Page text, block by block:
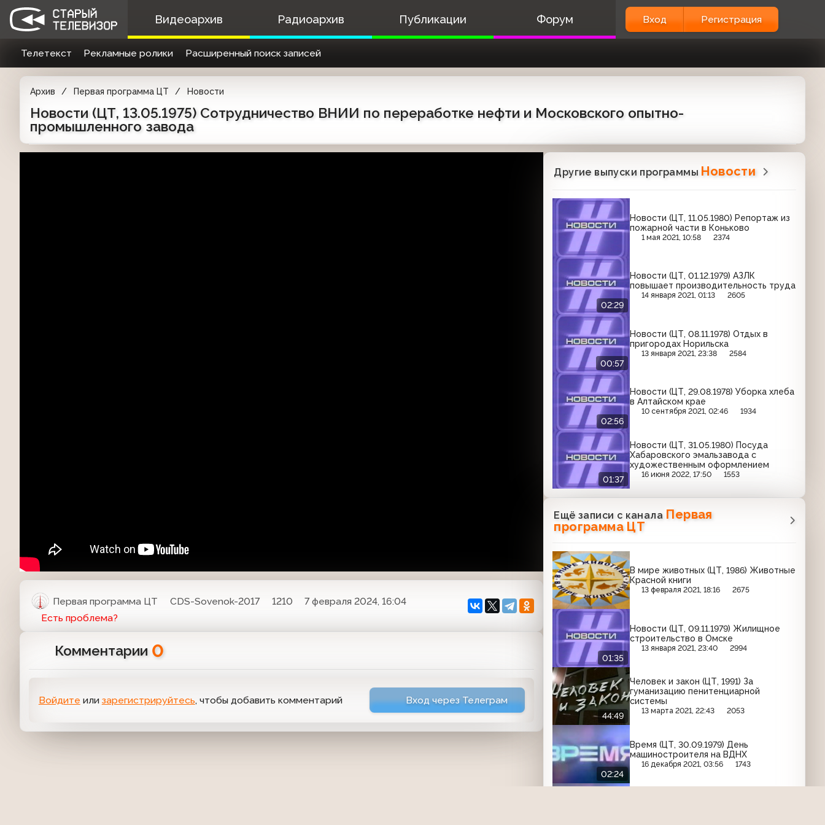
Видеоархив Радиоархив Публикации Форум Вход Регистрация
Телетекст Рекламные ролики Расширенный поиск записей
Архив Первая программа ЦТ Новости
Новости (ЦТ, 13.05.1975) Сотрудничество ВНИИ по переработке нефти и Московского опытно-
промышленного завода
Первая программа ЦТ CDS-Sovenok-2017 1210
7 февраля 2024, 16:04
Есть проблема?
Комментарии 0
Войдите или зарегистрируйтесь, чтобы добавить комментарий Вход через Телеграм
Другие выпуски программы Новости
Новости (ЦТ, 11.05.1980) Репортаж из
пожарной части в Коньково
1 мая 2021, 10:58 2374
02:29
Новости (ЦТ, 01.12.1979) АЗЛК
повышает производительность труда
14 января 2021, 01:13 2605
00:57
Новости (ЦТ, 08.11.1978) Отдых в
пригородах Норильска
13 января 2021, 23:38 2584
02:56
Новости (ЦТ, 29.08.1978) Уборка хлеба
в Алтайском крае
10 сентября 2021, 02:46 1934
01:37
Новости (ЦТ, 31.05.1980) Посуда
Хабаровского эмальзавода с
художественным оформлением
16 июня 2022, 17:50 1553
Ещё записи с канала Первая
программа ЦТ
В мире животных (ЦТ, 1986) Животные
Красной книги
13 февраля 2021, 18:16 2675
01:35
Новости (ЦТ, 09.11.1979) Жилищное
строительство в Омске
13 января 2021, 23:40 2994
44:49
Человек и закон (ЦТ, 1991) За
гуманизацию пенитенциарной
системы
13 марта 2021, 22:43 2053
02:24
Время (ЦТ, 30.09.1979) День
машиностроителя на ВДНХ
16 декабря 2021, 03:56 1743